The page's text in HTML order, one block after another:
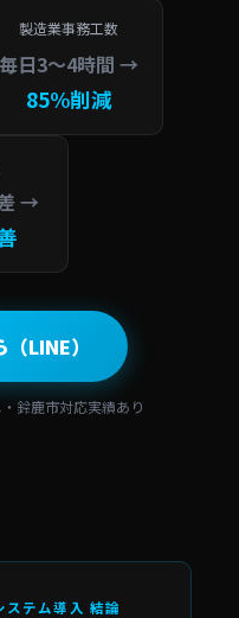
製造業事務工数
毎日3〜4時間 →
85%削減
→
LINE）
鈴鹿市対応実績あり
テム導入 結論